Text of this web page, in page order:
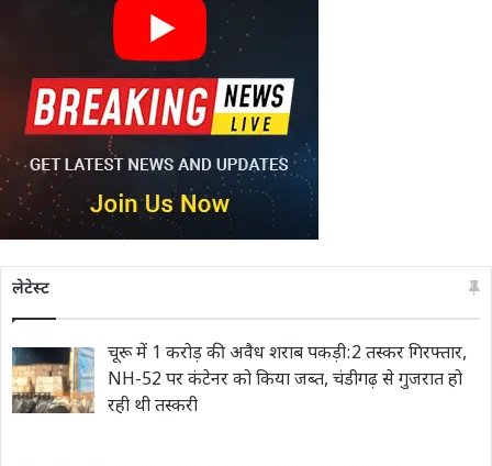
लेटेस्ट
चूरू में 1 करोड़ की अवैध शराब पकड़ी:2 तस्कर गिरफ्तार,
NH-52 पर कंटेनर को किया जब्त, चंडीगढ़ से गुजरात हो
रही थी तस्करी